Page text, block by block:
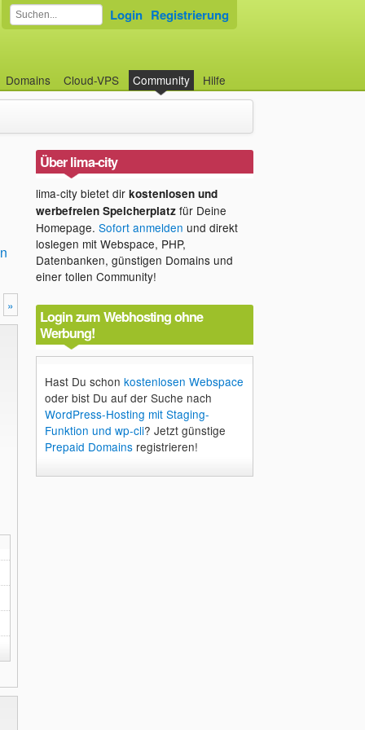
Domains Cloud-VPS Community Hilfe
Login Registrierung
»
Über lima-city
lima-city bietet dir kostenlosen und
werbefreien Speicherplatzfür Deine
Homepage. Sofort anmelden und direkt
loslegen mit Webspace, PHP,
Datenbanken, günstigen Domains und
einer tollen Community!
Login zum Webhosting ohne
Werbung!
Hast Du schon kostenlosen Webspace
oder bist Du auf der Suche nach
WordPress-Hosting mit Staging-
Funktion und wp-cli? Jetzt günstige
Prepaid Domainsregistrieren!